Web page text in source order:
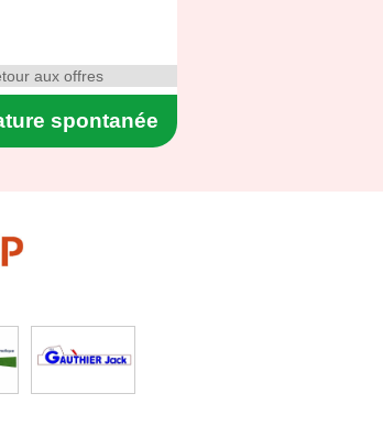
spontanée
aux offres